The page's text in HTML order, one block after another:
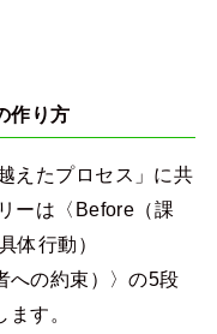
作り方
えたプロセス」に共
ーは〈Before（課
体行動）
の約束）〉の5段
す。